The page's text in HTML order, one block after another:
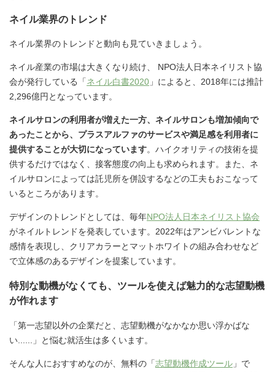
ネイル業界のトレンド
ネイル業界のトレンドと動向も見ていきましょう。
ネイル産業の市場は大きくなり続け、 NPO法人日本ネイリスト協
会が発行している「ネイル白書2020 」によると、2018年には推計
2,296億円となっています。
ネイルサロンの利用者が増えた一方、ネイルサロンも増加傾向で
あったことから、プラスアルファのサービスや満足感を利用者に
提供することが大切になっています。ハイクオリティの技術を提
供するだけではなく、接客態度の向上も求められます。また、ネ
イルサロンによっては託児所を併設するなどの工夫もおこなって
いるところがあります。
デザインのトレンドとしては、毎年NPO法人日本ネイリスト協会
がネイルトレンドを発表しています。2022年はアンビバレントな
感情を表現し、クリアカラーとマットホワイトの組み合わせなど
で立体感のあるデザインを提案しています。
特別な動機がなくても、ツールを使えば魅力的な志望動機
が作れます
「第一志望以外の企業だと、志望動機がなかなか思い浮かばな
い......」と悩む就活生は多くいます。
そんな人におすすめなのが、無料の「志望動機作成ツール 」で